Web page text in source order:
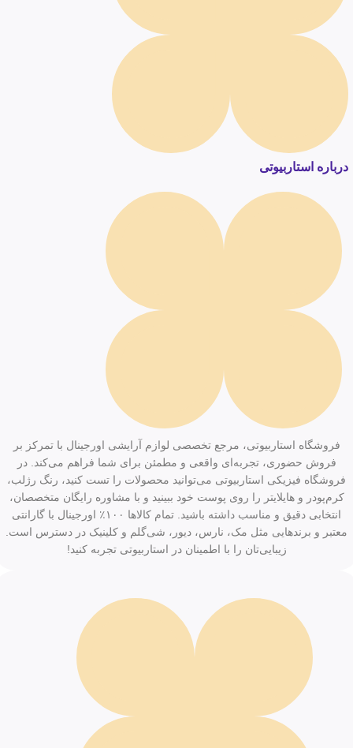
درباره استاربیوتی
فروشگاه استاربیوتی، مرجع تخصصی لوازم آرایشی اورجینال با تمرکز بر
فروش حضوری، تجربه‌ای واقعی و مطمئن برای شما فراهم می‌کند. در
فروشگاه فیزیکی استاربیوتی می‌توانید محصولات را تست کنید، رنگ رژلب،
کرم‌پودر و هایلایتر را روی پوست خود ببینید و با مشاوره رایگان متخصصان،
انتخابی دقیق و مناسب داشته باشید. تمام کالاها ۱۰۰٪ اورجینال با گارانتی
معتبر و برندهایی مثل مک، نارس، دیور، شی‌گلم و کلینیک در دسترس است.
زیبایی‌تان را با اطمینان در استاربیوتی تجربه کنید!